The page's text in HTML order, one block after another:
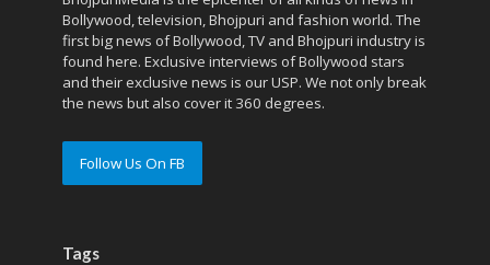
Bollywood, television, Bhojpuri and fashion world. The
first big news of Bollywood, TV and Bhojpuri industry is
found here. Exclusive interviews of Bollywood stars
and their exclusive news is our USP. We not only break
the news but also cover it 360 degrees.
Follow Us On FB
Tags